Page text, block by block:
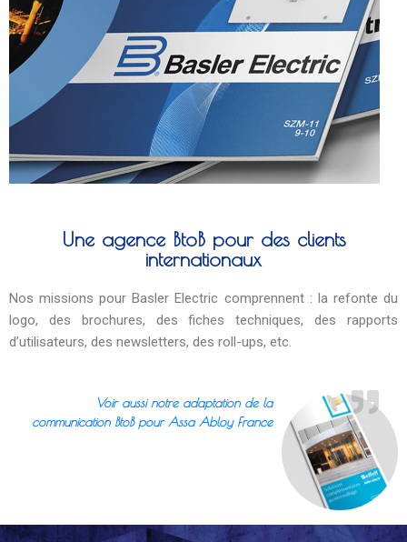
Une agence BtoB pour des clients
internationaux
Nos missions pour Basler Electric comprennent : la refonte du
logo, des brochures, des fiches techniques, des rapports
d’utilisateurs, des newsletters, des roll-ups, etc.
Voir aussi notre adaptation de la
communication BtoB pour Assa Abloy France